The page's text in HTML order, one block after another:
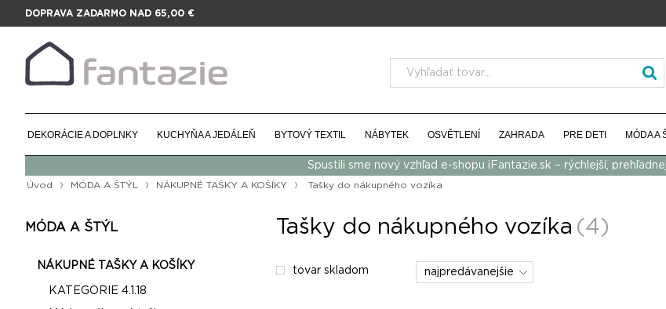
DOPRAVA ZADARMO NAD 65,00 €
DEKORÁCIE A DOPLNKY KUCHYŇA A JEDÁLEŇ BYTOVÝ TEXTIL NÁBYTEK OSVĚTLENÍ ZAHRADA PRE DETI MÓDA A
Spustili sme nový vzhľad e-shopu iFantazie.sk – rýchlejší,
Úvod MÓDA A ŠTÝL NÁKUPNÉ TAŠKY A KOŠÍKY Tašky do nákupného vozíka
MÓDA A ŠTÝL
NÁKUPNÉ TAŠKY A KOŠÍKY
KATEGORIE 4.1.18
Tašky do nákupného vozíka (4)
tovar skladom